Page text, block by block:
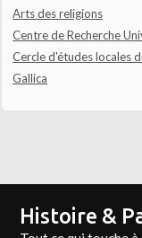
Arts des religions
Centre de Recherche
Cercle d'études locales
Gallica
Histoire &